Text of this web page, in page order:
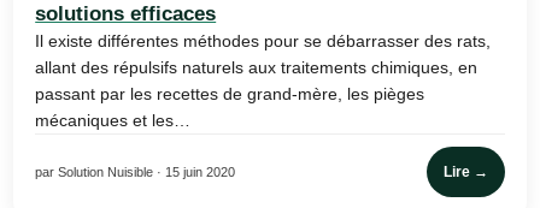
solutions efficaces
Il existe différentes méthodes pour se débarrasser des rats,
allant des répulsifs naturels aux traitements chimiques, en
passant par les recettes de grand-mère, les pièges
mécaniques et les…
par Solution Nuisible · 15 juin 2020 Lire →